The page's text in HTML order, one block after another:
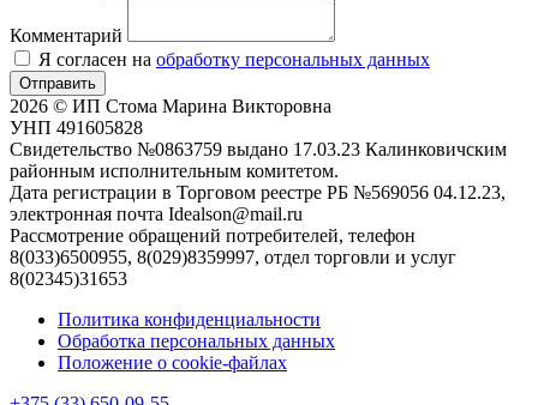
Комментарий
Я согласен на обработку персональных данных
Отправить
2026 © ИП Стома Марина Викторовна
УНП 491605828
Свидетельство №0863759 выдано 17.03.23 Калинковичским
районным исполнительным комитетом.
Дата регистрации в Торговом реестре РБ №569056 04.12.23,
электронная почта Idealson@mail.ru
Рассмотрение обращений потребителей, телефон
8(033)6500955, 8(029)8359997, отдел торговли и услуг
8(02345)31653
Политика конфиденциальности
Обработка персональных данных
Положение о cookie-файлах